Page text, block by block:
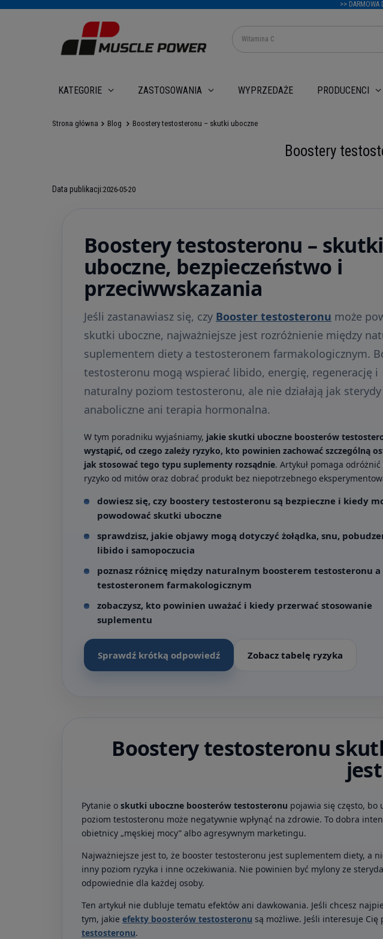
>> DARMOWA
KATEGORIE ZASTOSOWANIA WYPRZEDAŻE PRODUCENCI
Strona główna Blog Boostery testosteronu – skutki uboczne
Boostery
Data publikacji:2026-05-20
Boostery testosteronu – skutki
uboczne, bezpieczeństwo i
przeciwwskazania
Jeśli zastanawiasz się, czy Booster testosteronu może
skutki uboczne, najważniejsze jest rozróżnienie między
suplementem diety a testosteronem farmakologicznym.
testosteronu mogą wspierać libido, energię, regenerację i
naturalny poziom testosteronu, ale nie działają jak sterydy
anaboliczne ani terapia hormonalna.
W tym poradniku wyjaśniamy, jakie skutki uboczne boosterów
wystąpić, od czego zależy ryzyko, kto powinien zachować szczególną
jak stosować tego typu suplementy rozsądnie. Artykuł pomaga
ryzyko od mitów oraz dobrać produkt bez niepotrzebnego
dowiesz się, czy boostery testosteronu są bezpieczne i kiedy
powodować skutki uboczne
sprawdzisz, jakie objawy mogą dotyczyć żołądka, snu,
libido i samopoczucia
poznasz różnicę między naturalnym boosterem testosteronu a
testosteronem farmakologicznym
zobaczysz, kto powinien uważać i kiedy przerwać stosowanie
suplementu
Sprawdź krótką odpowiedź Zobacz tabelę ryzyka
Boostery testosteronu
Pytanie o skutki uboczne boosterów testosteronu pojawia się często,
poziom testosteronu może negatywnie wpłynąć na zdrowie. To dobra
obietnicy „męskiej mocy” albo agresywnym marketingu.
Najważniejsze jest to, że booster testosteronu jest suplementem diety, a
inny poziom ryzyka i inne oczekiwania. Nie powinien być mylony ze
odpowiednie dla każdej osoby.
Ten artykuł nie dubluje tematu efektów ani dawkowania. Jeśli chcesz
tym, jakie efekty boosterów testosteronu są możliwe. Jeśli interesuje
testosteronu.